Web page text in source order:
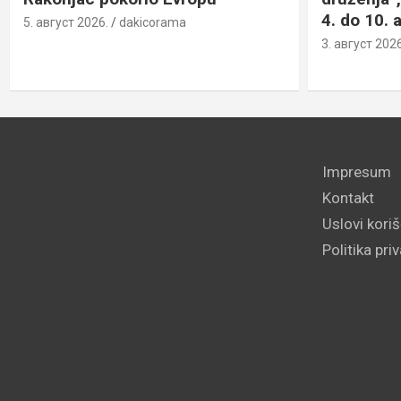
5. август 2026. dakicorama
4. do 10.
3. август
Impresum
Kontakt
Uslovi
Politika